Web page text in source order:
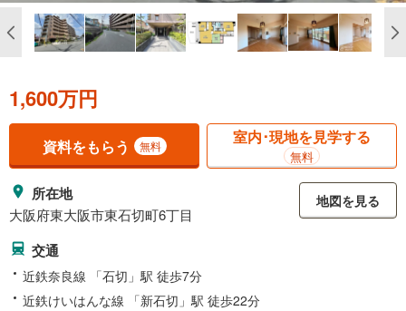
1,600万円
資料をもらう 無料 室内･現地を見学する
無料
所在地
大阪府東大阪市東石切町6丁目
地図を見る
交通
近鉄奈良線 「石切」駅 徒歩7分
近鉄けいはんな線 「新石切」駅 徒歩22分